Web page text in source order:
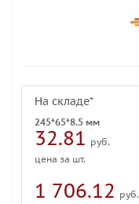
На складе*
245*65*8.5 мм
32.81 руб.
цена за шт.
1 706.12 руб.